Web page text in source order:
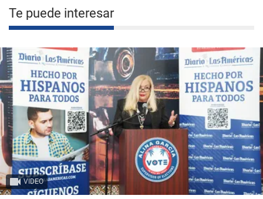
Te puede interesar
VIDEO